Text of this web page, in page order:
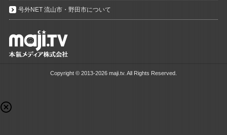
号外NET 流山市・野田市について
Copyright © 2013-2026 maji.tv. All Rights Reserved.